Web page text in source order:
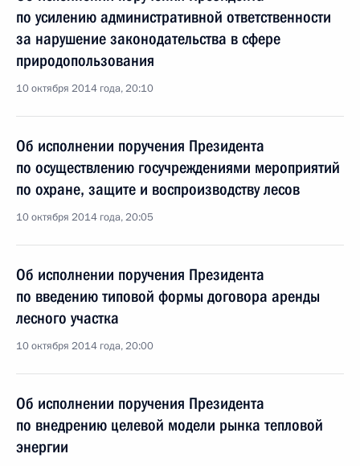
по усилению административной ответственности
за нарушение законодательства в сфере
природопользования
10 октября 2014 года, 20:10
Об исполнении поручения Президента
по осуществлению госучреждениями мероприятий
по охране, защите и воспроизводству лесов
10 октября 2014 года, 20:05
Об исполнении поручения Президента
по введению типовой формы договора аренды
лесного участка
10 октября 2014 года, 20:00
Об исполнении поручения Президента
по внедрению целевой модели рынка тепловой
энергии